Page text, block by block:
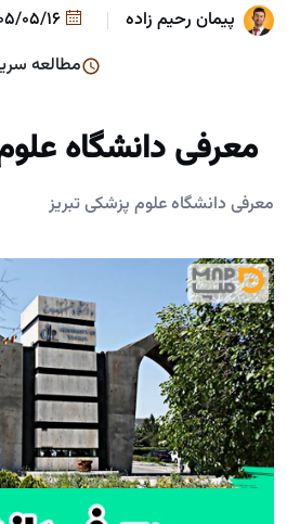
پیمان رحیم زاده
مطالعه
معرفی دانشگاه
معرفی دانشگاه علوم پزشکی تبریز